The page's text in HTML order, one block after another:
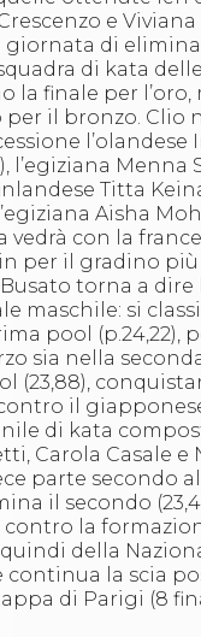
S'istrumpa
News
Calendario Attività
Personale MGA
La disciplina
News
Merchandising
Mappa del sito
Cerca
Contatti
News
Cookies Accept
Newsletter
formativo
Webinar
Corsi Monotematici
di
FIJLKAM-
Preparatore
class - Didattica
dirigenti
Direttore di
Abilitazioni
Sportello Fiscale
News
Modulistica
e
giornata di
di kata
la finale per l’oro,
il bronzo. Clio
l’olandese
l’egiziana Menna
Titta
Aisha
vedrà con la
per il gradino più
torna a dire
maschile: si
pool (p.24,22),
sia nella
(23,88),
il
di kata
Carola Casale e
parte secondo
il secondo
contro la
della
continua la scia
di Parigi (8